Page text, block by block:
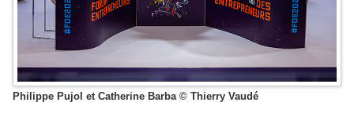
Philippe Pujol et Catherine Barba © Thierry Vaudé